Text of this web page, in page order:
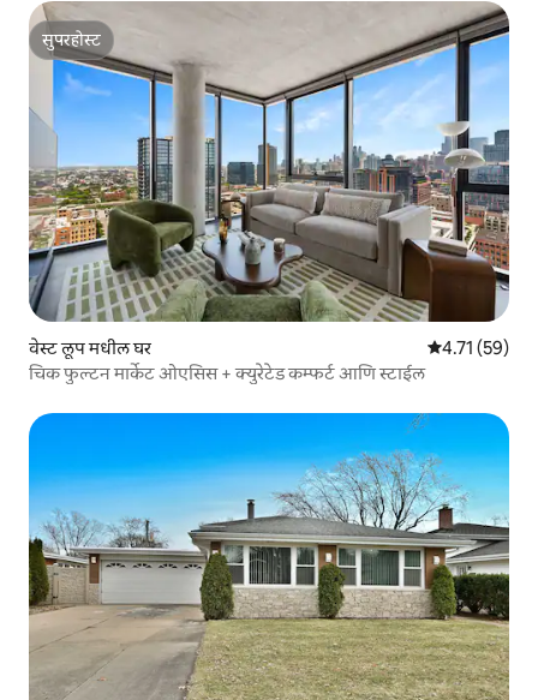
सुपरहोस्ट
सुपरहोस्ट
वेस्ट लूप मधील घर 5 पैकी 4.71
4.71 (59)
चिक फुल्टन मार्केट ओएसिस + क्युरेटेड कम्फर्ट आणि स्टाईल